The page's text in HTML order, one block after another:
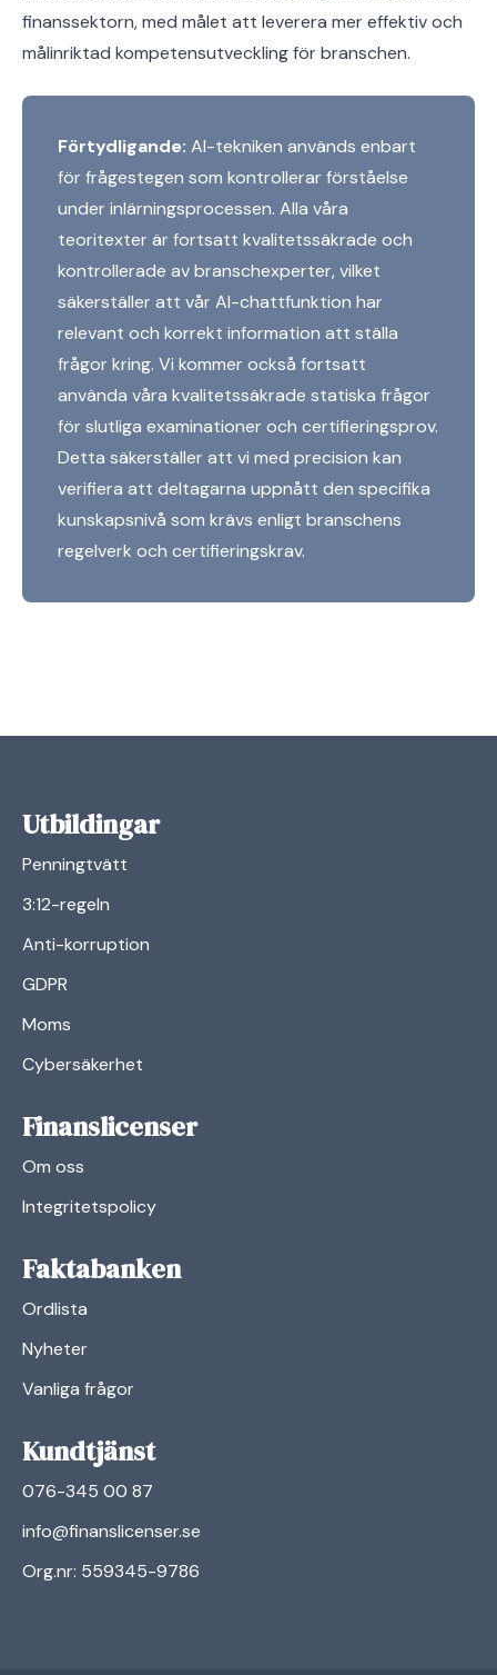
finanssektorn, med målet att leverera mer effektiv och
målinriktad kompetensutveckling för branschen.
Förtydligande: AI-tekniken används enbart
för frågestegen som kontrollerar förståelse
under inlärningsprocessen. Alla våra
teoritexter är fortsatt kvalitetssäkrade och
kontrollerade av branschexperter, vilket
säkerställer att vår AI-chattfunktion har
relevant och korrekt information att ställa
frågor kring. Vi kommer också fortsatt
använda våra kvalitetssäkrade statiska frågor
för slutliga examinationer och certifieringsprov.
Detta säkerställer att vi med precision kan
verifiera att deltagarna uppnått den specifika
kunskapsnivå som krävs enligt branschens
regelverk och certifieringskrav.
Utbildingar
Penningtvätt
3:12-regeln
Anti-korruption
GDPR
Moms
Cybersäkerhet
Finanslicenser
Om oss
Integritetspolicy
Faktabanken
Ordlista
Nyheter
Vanliga frågor
Kundtjänst
076-345 00 87
info@finanslicenser.se
Org.nr: 559345-9786